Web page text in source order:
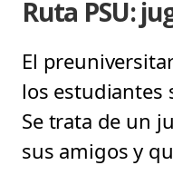
Ruta PSU:
El
los estudiantes
Se trata de un
sus amigos y